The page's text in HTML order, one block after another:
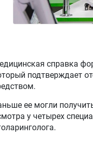
справка
подтверждает
ее могли
у четырех